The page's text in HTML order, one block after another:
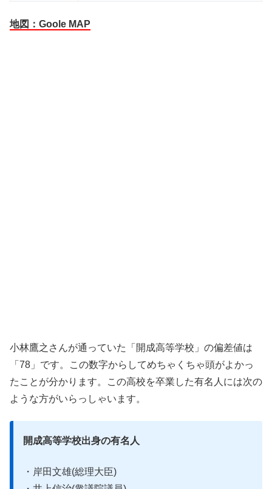
地図：Goole MAP
小林鷹之さんが通っていた「開成高等学校」の偏差値は
「78」です。この数字からしてめちゃくちゃ頭がよかっ
たことが分かります。この高校を卒業した有名人には次の
ような方がいらっしゃいます。
開成高等学校出身の有名人
・岸田文雄(総理大臣)